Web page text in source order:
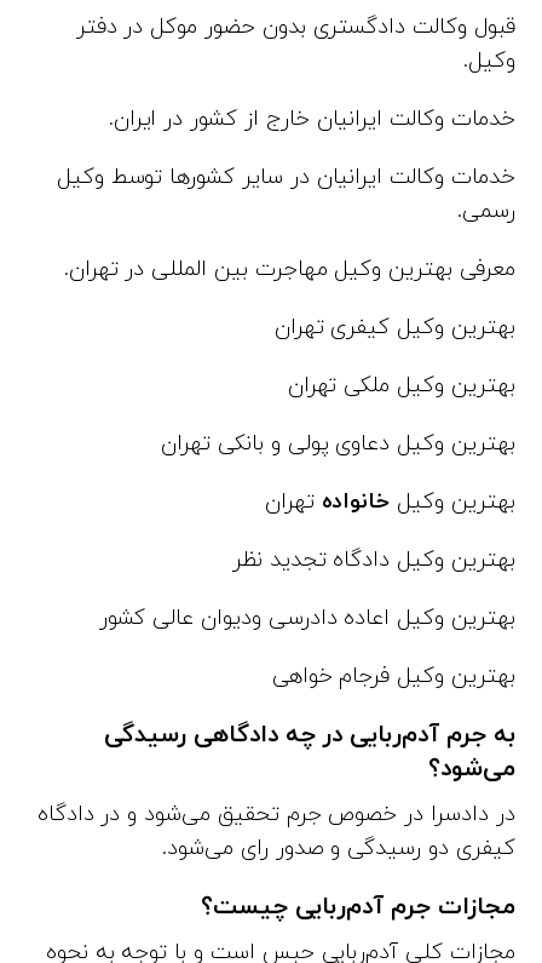
قبول وکالت دادگستری بدون حضور موکل در دفتر
وکیل.
خدمات وکالت ایرانیان خارج از کشور در ایران.
خدمات وکالت ایرانیان در سایر کشورها توسط وکیل
رسمی.
معرفی بهترین وکیل مهاجرت بین المللی در تهران.
بهترین وکیل کیفری تهران
بهترین وکیل ملکی تهران
بهترین وکیل دعاوی پولی و بانکی تهران
بهترین وکیل خانواده تهران
بهترین وکیل دادگاه تجدید نظر
بهترین وکیل اعاده دادرسی ودیوان عالی کشور
بهترین وکیل فرجام خواهی
به جرم آدم‌ربایی در چه دادگاهی رسیدگی
می‌شود؟
در دادسرا در خصوص جرم تحقیق می‌شود و در دادگاه
کیفری دو رسیدگی و صدور رای می‌شود.
مجازات جرم آدم‌ربایی چیست؟
مجازات کلی آدم‌ربایی حبس است و با توجه به نحوه